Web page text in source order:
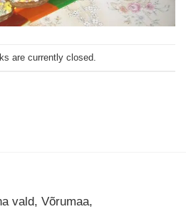
are currently closed.
vald, Võrumaa,